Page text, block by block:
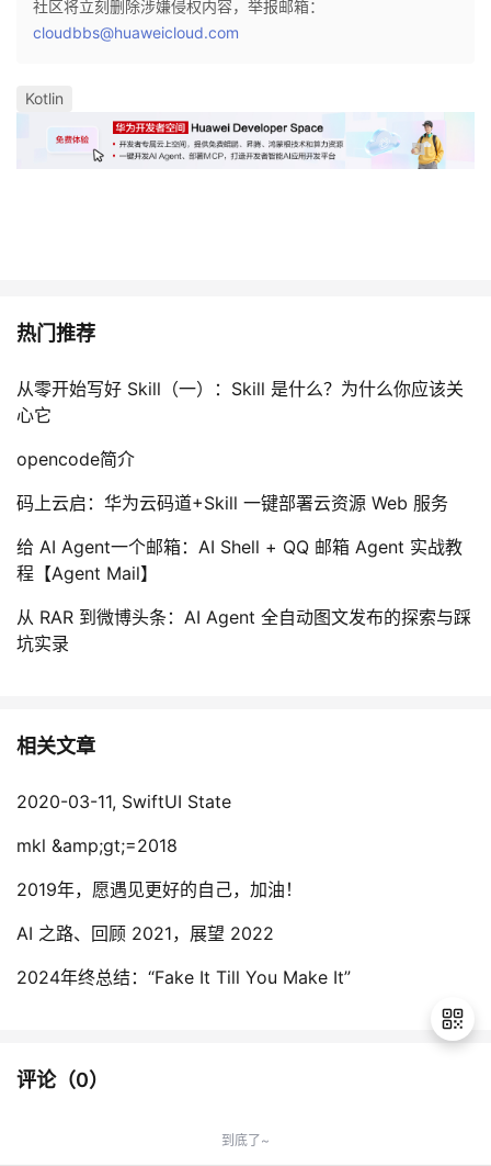
社区将立刻删除涉嫌侵权内容，举报邮箱：
cloudbbs@huaweicloud.com
Kotlin
热门推荐
从零开始写好 Skill（一）：Skill 是什么？为什么你应该关
心它
opencode简介
码上云启：华为云码道+Skill 一键部署云资源 Web 服务
给 AI Agent一个邮箱：AI Shell + QQ 邮箱 Agent 实战教
程【Agent Mail】
从 RAR 到微博头条：AI Agent 全自动图文发布的探索与踩
坑实录
相关文章
2020-03-11, SwiftUI State
mkl &amp;gt;=2018
2019年，愿遇见更好的自己，加油！
AI 之路、回顾 2021，展望 2022
2024年终总结：“Fake It Till You Make It”
评论（0）
到底了~